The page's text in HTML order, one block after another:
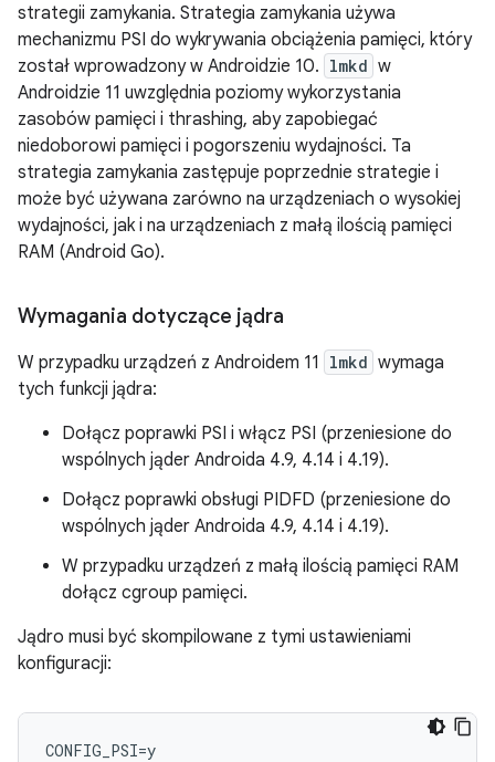
strategii zamykania. Strategia zamykania używa
mechanizmu PSI do wykrywania obciążenia pamięci, który
został wprowadzony w Androidzie 10. lmkd w
Androidzie 11 uwzględnia poziomy wykorzystania
zasobów pamięci i thrashing, aby zapobiegać
niedoborowi pamięci i pogorszeniu wydajności. Ta
strategia zamykania zastępuje poprzednie strategie i
może być używana zarówno na urządzeniach o wysokiej
wydajności, jak i na urządzeniach z małą ilością pamięci
RAM (Android Go).
Wymagania dotyczące jądra
W przypadku urządzeń z Androidem 11 lmkd wymaga
tych funkcji jądra:
Dołącz poprawki PSI i włącz PSI (przeniesione do
wspólnych jąder Androida 4.9, 4.14 i 4.19).
Dołącz poprawki obsługi PIDFD (przeniesione do
wspólnych jąder Androida 4.9, 4.14 i 4.19).
W przypadku urządzeń z małą ilością pamięci RAM
dołącz cgroup pamięci.
Jądro musi być skompilowane z tymi ustawieniami
konfiguracji: